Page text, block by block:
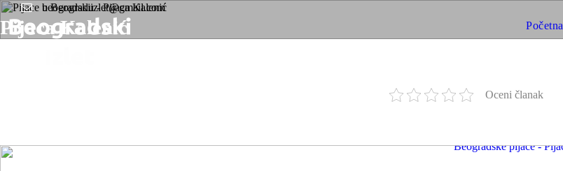
beogradskiizlet@gmail.com
Početna
Pijaca Kalenić
Oceni članak